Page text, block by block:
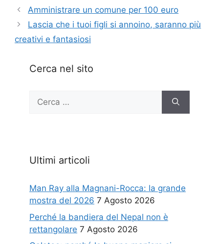
Amministrare un comune per 100 euro
Lascia che i tuoi figli si annoino, saranno più
creativi e fantasiosi
Cerca nel sito
Ricerca
Ultimi articoli
Man Ray alla Magnani-Rocca: la grande
mostra del 2026 7 Agosto 2026
Perché la bandiera del Nepal non è
rettangolare 7 Agosto 2026